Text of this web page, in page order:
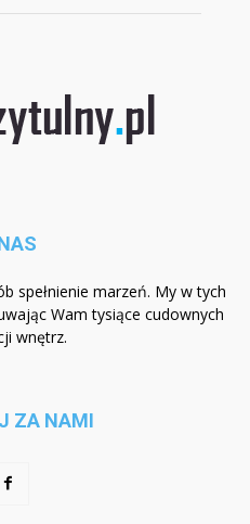
spełnienie marzeń. My w tych
Wam tysiące cudownych
wnętrz.
ZA NAMI